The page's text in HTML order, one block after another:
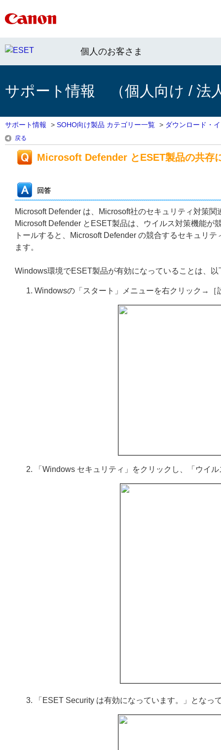
個人のお客さま
サポート情報 （個人向け / 法
サポート情報 > SOHO向け製品 カテゴリー一覧 > ダウンロード・
戻る
Microsoft Defender とESET製品の共存
回答
Microsoft Defender は、Microsoft社のセキュリティ対策
Microsoft Defender とESET製品は、ウイルス対策機能
トールすると、Microsoft Defender の競合するセキュリテ
ます。
Windows環境でESET製品が有効になっていることは、
Windowsの「スタート」メニューを右クリック→
「Windows セキュリティ」をクリックし、「ウイ
「ESET Security は有効になっています。」となっ